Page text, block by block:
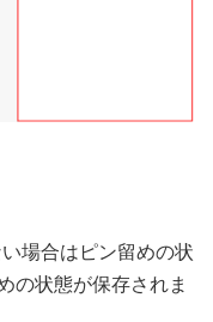
場合はピン留めの状
の状態が保存されま